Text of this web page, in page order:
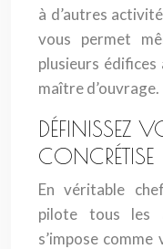
à d’autres
vous permet
plusieurs
maître d’ouvrage.
DÉFINISSEZ
CONCRÉTISE
En véritable
pilote tous les
s’impose